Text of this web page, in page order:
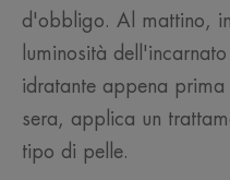
d'obbligo. Al mattino,
luminosità
idratante appena
sera, applica un
tipo di pelle.